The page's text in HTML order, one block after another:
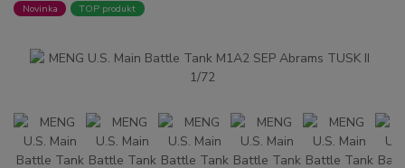
Novinka TOP produkt